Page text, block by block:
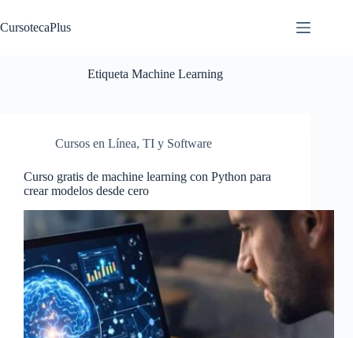
al
contenido
CursotecaPlus
Etiqueta Machine Learning
Cursos en Línea, TI y Software
Curso gratis de machine learning con Python para
crear modelos desde cero